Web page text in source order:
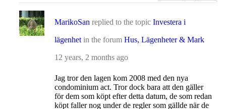
MarikoSan replied to the topic Investera i
lägenhet in the forum Hus, Lägenheter & Mark
12 years, 2 months ago
Jag tror den lagen kom 2008 med den nya
condominium act. Tror dock bara att den gäller
för dem som köpt efter detta datum, de som redan
köpt faller nog under de regler som gällde när de